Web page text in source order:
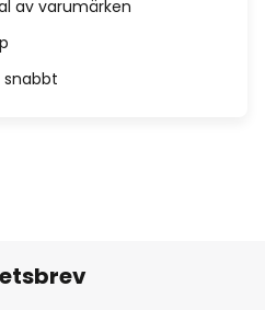
av varumärken
snabbt